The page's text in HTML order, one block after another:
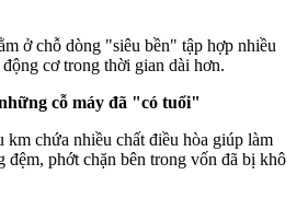
ở chỗ dòng "siêu bền" tập hợp nhiều
cơ trong thời gian dài hơn.
cỗ máy đã "có tuổi"
km chứa nhiều chất điều hòa giúp làm
đệm, phớt chặn bên trong vốn đã bị khô